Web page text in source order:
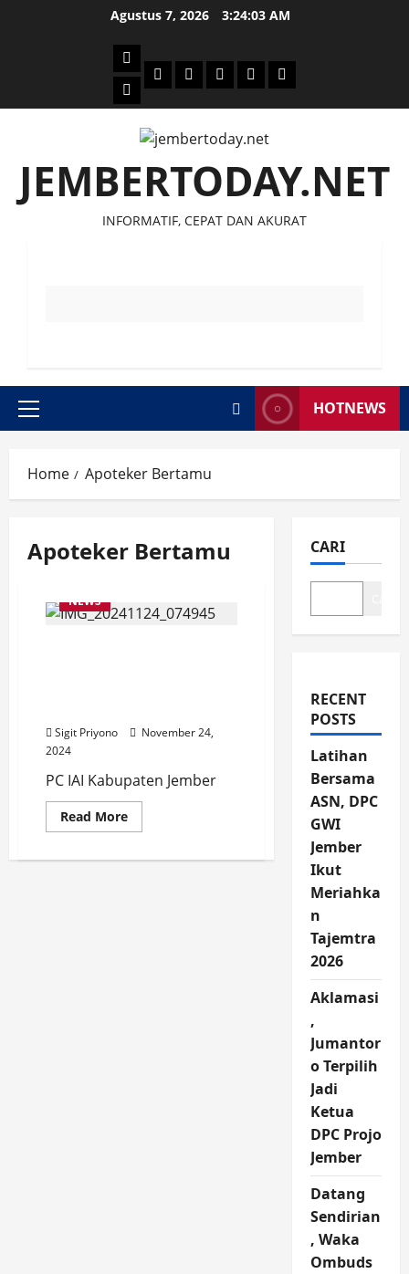
Agustus 7, 2026 3:24:03 AM
Beranda
News
PolitikOtomotifEkonomiSosialtentang
JEMBERTODAY.NET
INFORMATIF, CEPAT DAN AKURAT
Primary
HOTNEWS
Home Apoteker Bertamu
Apoteker Bertamu
NEWS
Sigit Priyono
November 24,
2024
PC IAI Kabupaten Jember
Read MoreRead
more
Bertamu
CARI
RECENT
POSTS
Latihan
Bersama
ASN, DPC
GWI
Jember
Ikut
Meriahka
n
Tajemtra
2026
Aklamasi
,
Jumantor
o Terpilih
Jadi
Ketua
DPC Projo
Jember
Datang
Sendirian
, Waka
Ombuds